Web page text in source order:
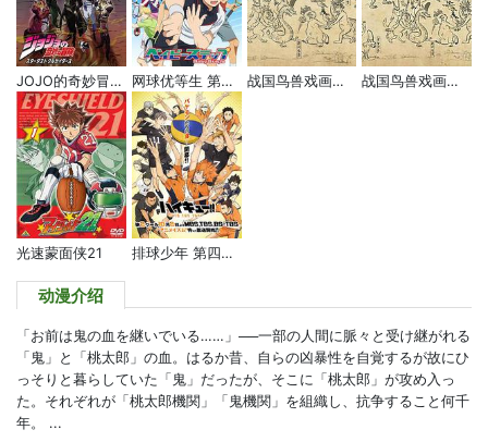
JOJO的奇妙冒险 星尘斗士 埃及篇 网球优等生 第二季 战国鸟兽戏画～甲～ 战国鸟兽戏画～乙～
光速蒙面侠21 排球少年 第四季 Part.2
动漫介绍
「お前は鬼の血を継いでいる……」──一部の人間に脈々と受け継がれる
「鬼」と「桃太郎」の血。はるか昔、自らの凶暴性を自覚するが故にひ
っそりと暮らしていた「鬼」だったが、そこに「桃太郎」が攻め入っ
た。それぞれが「桃太郎機関」「鬼機関」を組織し、抗争すること何千
年。 ...